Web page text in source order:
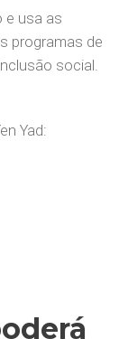
e usa as
programas de
social.
Yad: